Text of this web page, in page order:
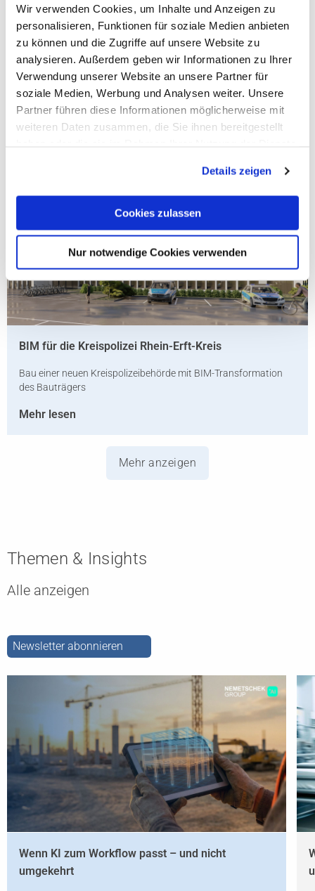
Wir verwenden Cookies, um Inhalte und Anzeigen zu
personalisieren, Funktionen für soziale Medien anbieten
zu können und die Zugriffe auf unsere Website zu
analysieren. Außerdem geben wir Informationen zu Ihrer
Verwendung unserer Website an unsere Partner für
soziale Medien, Werbung und Analysen weiter. Unsere
Partner führen diese Informationen möglicherweise mit
weiteren Daten zusammen, die Sie ihnen bereitgestellt
uns, die Cookies einzusetzen, welche unter "Details
zeigen" beschrieben werden. Sie können Ihre Einwilligung
jederzeit anpassen oder widerrufen. Damit Sie alle Inhalte
wie z.B. News sehen können, wählen Sie bitte „Cookies
Details zeigen
Cookies zulassen
Nur notwendige Cookies verwenden
Alles im Griff
Dank Software von 123erfasst
Mehr lesen
BIM für die Kreispolizei Rhein-Erft-Kreis
Bau einer neuen Kreispolizeibehörde mit BIM-Transformation
des Bauträgers
Mehr lesen
Mehr anzeigen
Themen & Insights
Alle anzeigen
Newsletter abonnieren
Wenn KI zum Workflow passt – und nicht
umgekehrt